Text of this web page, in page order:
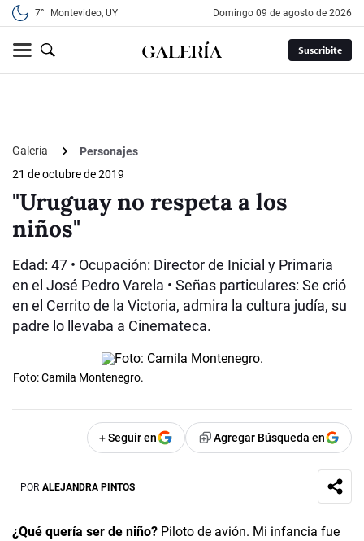
7° Montevideo, UY domingo 09 de agosto de 2026
Suscribite
Galería
Personajes
21 de octubre de 2019
"Uruguay no respeta a los
niños"
Edad: 47 • Ocupación: Director de Inicial y Primaria
en el José Pedro Varela • Señas particulares: Se crió
en el Cerrito de la Victoria, admira la cultura judía, su
padre lo llevaba a Cinemateca.
Foto: Camila Montenegro.
+ Seguir en Agregar Búsqueda en
POR ALEJANDRA PINTOS
¿Qué quería ser de niño? Piloto de avión. Mi infancia fue